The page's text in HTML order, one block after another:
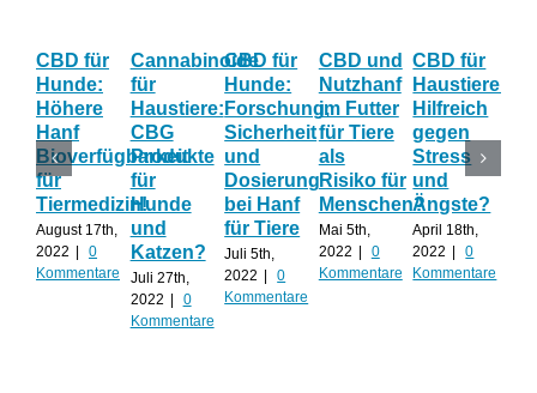
CBD für
Hunde:
Höhere
Hanf
Bioverfügbarkeit
für
Tiermedizin!
August 17th,
2022
0
Kommentare
Cannabinoide
für
Haustiere:
CBG
Produkte
für
Hunde
und
Katzen?
Juli 27th,
2022
0
Kommentare
CBD für
Hunde:
Forschung,
Sicherheit
und
Dosierung
bei Hanf
für Tiere
Juli 5th,
2022
0
Kommentare
CBD und
Nutzhanf
im Futter
für Tiere
als
Risiko für
Menschen?
Mai 5th,
2022
0
Kommentare
CBD für
Haustiere:
Hilfreich
gegen
Stress
und
Ängste?
April 18th,
2022
0
Kommentare